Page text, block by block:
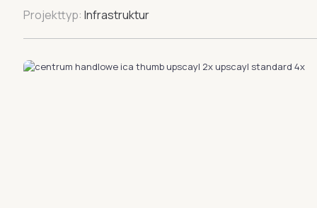
Projekttyp: Infrastruktur